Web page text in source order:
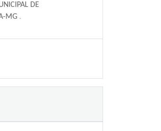
DE
MG